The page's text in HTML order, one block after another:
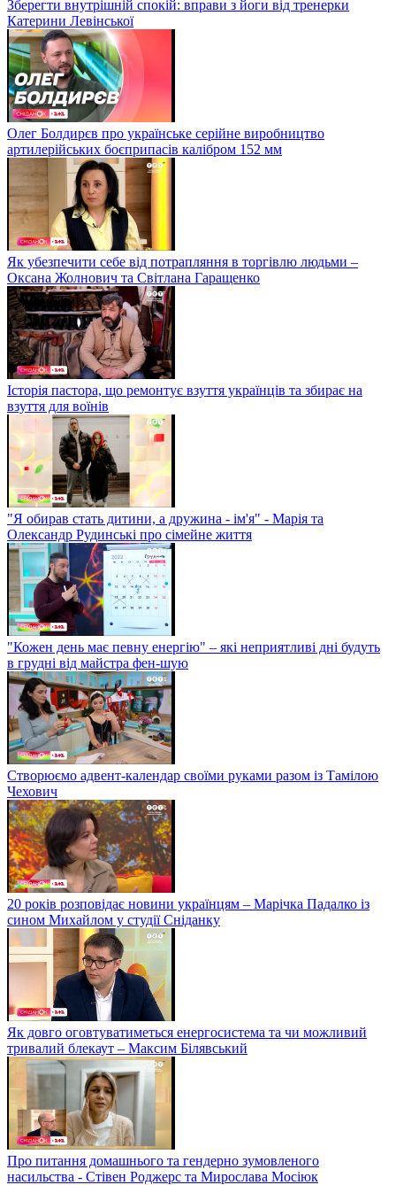
Зберегти внутрішній спокій: вправи з йоги від тренерки
Катерини Левінської
Олег Болдирєв про українське серійне виробництво
артилерійських боєприпасів калібром 152 мм
Як убезпечити себе від потрапляння в торгівлю людьми –
Оксана Жолнович та Світлана Гаращенко
Історія пастора, що ремонтує взуття українців та збирає на
взуття для воїнів
"Я обирав стать дитини, а дружина - ім'я" - Марія та
Олександр Рудинські про сімейне життя
"Кожен день має певну енергію" – які неприятливі дні будуть
в грудні від майстра фен-шую
Створюємо адвент-календар своїми руками разом із Тамілою
Чехович
20 років розповідає новини українцям – Марічка Падалко із
сином Михайлом у студії Сніданку
Як довго оговтуватиметься енергосистема та чи можливий
тривалий блекаут – Максим Білявський
Про питання домашнього та гендерно зумовленого
насильства - Стівен Роджерс та Мирослава Мосіюк